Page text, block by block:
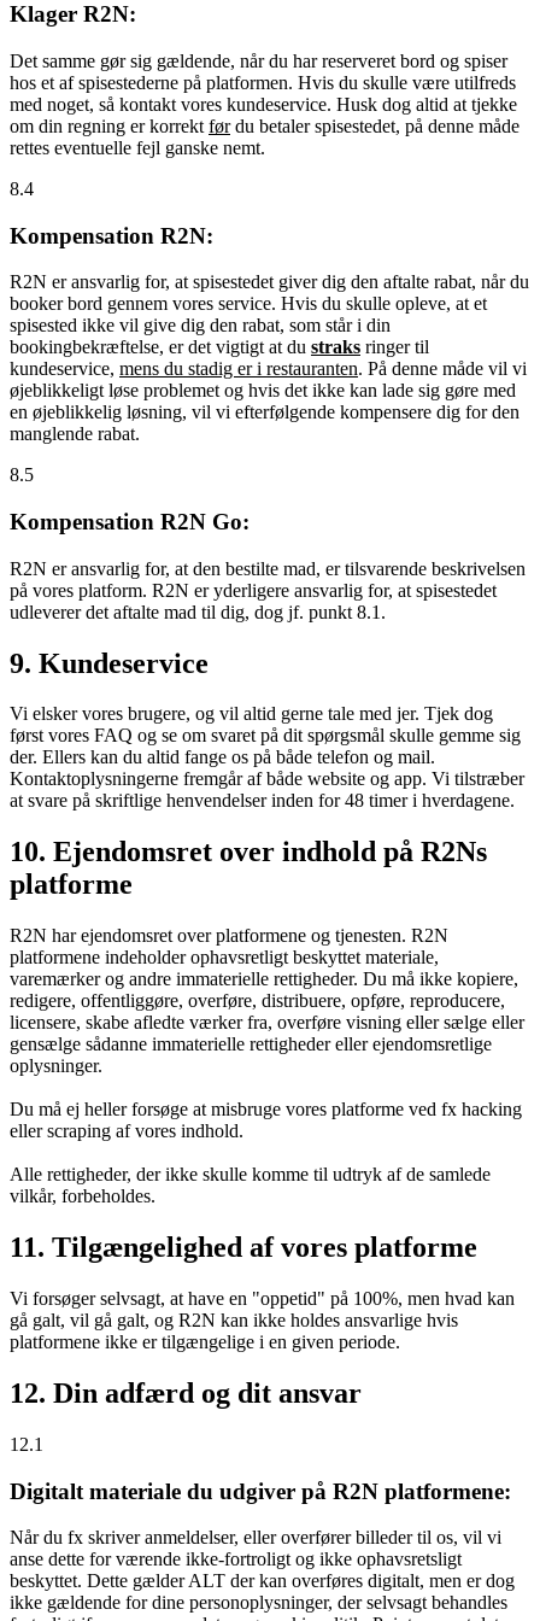
Klager R2N:
Det samme gør sig gældende, når du har reserveret bord og spiser
hos et af spisestederne på platformen. Hvis du skulle være utilfreds
med noget, så kontakt vores kundeservice. Husk dog altid at tjekke
om din regning er korrekt førdu betaler spisestedet, på denne måde
rettes eventuelle fejl ganske nemt.
8.4
Kompensation R2N:
R2N er ansvarlig for, at spisestedet giver dig den aftalte rabat, når du
booker bord gennem vores service. Hvis du skulle opleve, at et
spisested ikke vil give dig den rabat, som står i din
bookingbekræftelse, er det vigtigt at du straks ringer til
kundeservice, mens du stadig er i restauranten. På denne måde vil vi
øjeblikkeligt løse problemet og hvis det ikke kan lade sig gøre med
en øjeblikkelig løsning, vil vi efterfølgende kompensere dig for den
manglende rabat.
8.5
Kompensation R2N Go:
R2N er ansvarlig for, at den bestilte mad, er tilsvarende beskrivelsen
på vores platform. R2N er yderligere ansvarlig for, at spisestedet
udleverer det aftalte mad til dig, dog jf. punkt 8.1.
9. Kundeservice
Vi elsker vores brugere, og vil altid gerne tale med jer. Tjek dog
først vores FAQ og se om svaret på dit spørgsmål skulle gemme sig
der. Ellers kan du altid fange os på både telefon og mail.
Kontaktoplysningerne fremgår af både website og app. Vi tilstræber
at svare på skriftlige henvendelser inden for 48 timer i hverdagene.
10. Ejendomsret over indhold på R2Ns
platforme
R2N har ejendomsret over platformene og tjenesten. R2N
platformene indeholder ophavsretligt beskyttet materiale,
varemærker og andre immaterielle rettigheder. Du må ikke kopiere,
redigere, offentliggøre, overføre, distribuere, opføre, reproducere,
licensere, skabe afledte værker fra, overføre visning eller sælge eller
gensælge sådanne immaterielle rettigheder eller ejendomsretlige
oplysninger.
Du må ej heller forsøge at misbruge vores platforme ved fx hacking
eller scraping af vores indhold.
Alle rettigheder, der ikke skulle komme til udtryk af de samlede
vilkår, forbeholdes.
11. Tilgængelighed af vores platforme
Vi forsøger selvsagt, at have en "oppetid" på 100%, men hvad kan
gå galt, vil gå galt, og R2N kan ikke holdes ansvarlige hvis
platformene ikke er tilgængelige i en given periode.
12. Din adfærd og dit ansvar
12.1
Digitalt materiale du udgiver på R2N platformene:
Når du fx skriver anmeldelser, eller overfører billeder til os, vil vi
anse dette for værende ikke-fortroligt og ikke ophavsretsligt
beskyttet. Dette gælder ALT der kan overføres digitalt, men er dog
ikke gældende for dine personoplysninger, der selvsagt behandles